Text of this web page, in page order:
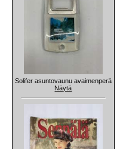
Solifer asuntovaunu avaimenperä
Näytä